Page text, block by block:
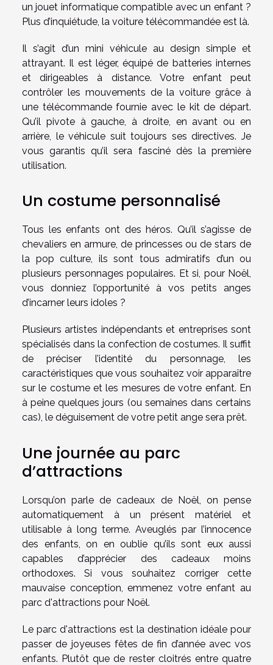
un jouet informatique compatible avec un enfant ?
Plus d’inquiétude, la voiture télécommandée est là.
Il s’agit d’un mini véhicule au design simple et
attrayant. Il est léger, équipé de batteries internes
et dirigeables à distance. Votre enfant peut
contrôler les mouvements de la voiture grâce à
une télécommande fournie avec le kit de départ.
Qu’il pivote à gauche, à droite, en avant ou en
arrière, le véhicule suit toujours ses directives. Je
vous garantis qu’il sera fasciné dès la première
utilisation.
Un costume personnalisé
Tous les enfants ont des héros. Qu’il s’agisse de
chevaliers en armure, de princesses ou de stars de
la pop culture, ils sont tous admiratifs d’un ou
plusieurs personnages populaires. Et si, pour Noël,
vous donniez l’opportunité à vos petits anges
d’incarner leurs idoles ?
Plusieurs artistes indépendants et entreprises sont
spécialisés dans la confection de costumes. Il suffit
de préciser l’identité du personnage, les
caractéristiques que vous souhaitez voir apparaître
sur le costume et les mesures de votre enfant. En
à peine quelques jours (ou semaines dans certains
cas), le déguisement de votre petit ange sera prêt.
Une journée au parc
d’attractions
Lorsqu’on parle de cadeaux de Noël, on pense
automatiquement à un présent matériel et
utilisable à long terme. Aveuglés par l’innocence
des enfants, on en oublie qu’ils sont eux aussi
capables d’apprécier des cadeaux moins
orthodoxes. Si vous souhaitez corriger cette
mauvaise conception, emmenez votre enfant au
parc d'attractions pour Noël.
Le parc d'attractions est la destination idéale pour
passer de joyeuses fêtes de fin d’année avec vos
enfants. Plutôt que de rester cloitrés entre quatre